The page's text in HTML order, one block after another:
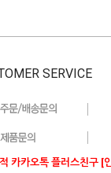
카카오톡 플러스친구 [
SERVICE